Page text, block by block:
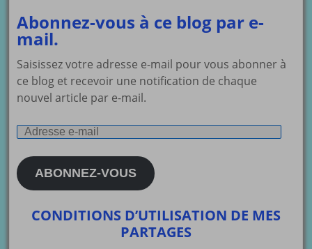
Abonnez-vous à ce blog par e-
mail.
Saisissez votre adresse e-mail pour vous abonner à
ce blog et recevoir une notification de chaque
nouvel article par e-mail.
Adresse
mail
ABONNEZ-VOUS
CONDITIONS D’UTILISATION DE MES
PARTAGES